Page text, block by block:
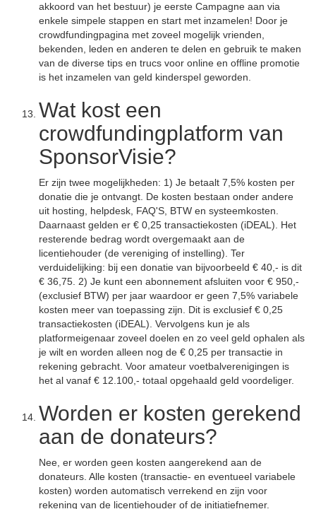
akkoord van het bestuur) je eerste Campagne aan via
enkele simpele stappen en start met inzamelen! Door je
crowdfundingpagina met zoveel mogelijk vrienden,
bekenden, leden en anderen te delen en gebruik te maken
van de diverse tips en trucs voor online en offline promotie
is het inzamelen van geld kinderspel geworden.
Wat kost een
crowdfundingplatform van
SponsorVisie?
Er zijn twee mogelijkheden: 1) Je betaalt 7,5% kosten per
donatie die je ontvangt. De kosten bestaan onder andere
uit hosting, helpdesk, FAQ'S, BTW en systeemkosten.
Daarnaast gelden er € 0,25 transactiekosten (iDEAL). Het
resterende bedrag wordt overgemaakt aan de
licentiehouder (de vereniging of instelling). Ter
verduidelijking: bij een donatie van bijvoorbeeld € 40,- is dit
€ 36,75. 2) Je kunt een abonnement afsluiten voor € 950,-
(exclusief BTW) per jaar waardoor er geen 7,5% variabele
kosten meer van toepassing zijn. Dit is exclusief € 0,25
transactiekosten (iDEAL). Vervolgens kun je als
platformeigenaar zoveel doelen en zo veel geld ophalen als
je wilt en worden alleen nog de € 0,25 per transactie in
rekening gebracht. Voor amateur voetbalverenigingen is
het al vanaf € 12.100,- totaal opgehaald geld voordeliger.
Worden er kosten gerekend
aan de donateurs?
Nee, er worden geen kosten aangerekend aan de
donateurs. Alle kosten (transactie- en eventueel variabele
kosten) worden automatisch verrekend en zijn voor
rekening van de licentiehouder of de initiatiefnemer.